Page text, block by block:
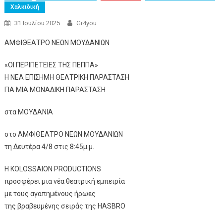
Χαλκιδική
31 Ιουλίου 2025 Gr4you
ΑΜΦΙΘΕΑΤΡΟ ΝΕΩΝ ΜΟΥΔΑΝΙΩΝ
«ΟΙ ΠΕΡΙΠΕΤΕΙΕΣ ΤΗΣ ΠΕΠΠΑ»
Η ΝΕΑ ΕΠΙΣΗΜΗ ΘΕΑΤΡΙΚΗ ΠΑΡΑΣΤΑΣΗ
ΓΙΑ ΜΙΑ ΜΟΝΑΔΙΚΗ ΠΑΡΑΣΤΑΣΗ
στα ΜΟΥΔΑΝΙΑ
στο ΑΜΦΙΘΕΑΤΡΟ ΝΕΩΝ ΜΟΥΔΑΝΙΩΝ
τη Δευτέρα 4/8 στις 8:45μ.μ.
Η KOLOSSAION PRODUCTIONS
προσφέρει μια νέα θεατρική εμπειρία
με τους αγαπημένους ήρωες
της βραβευμένης σειράς της HASBRO